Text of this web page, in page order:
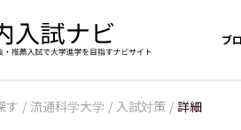
ブ
す / 流通科学大学 / 入試対策 / 詳細